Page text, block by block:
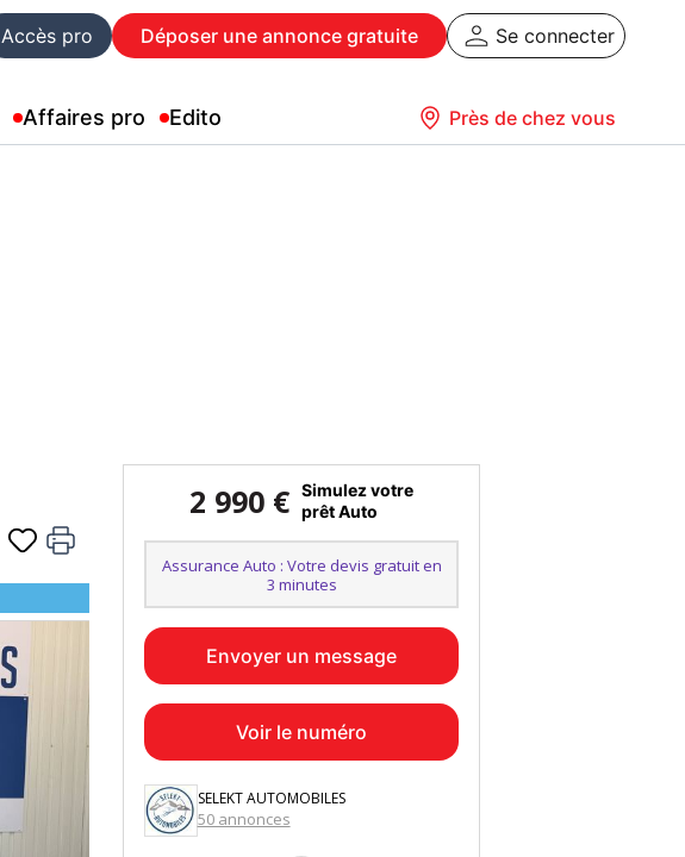
Accès pro Déposer une annonce gratuite Se connecter
Affaires pro Edito Près de chez vous
2 990 € Simulez votre
prêt Auto
Assurance Auto : Votre devis gratuit en
3 minutes
Envoyer un message
Voir le numéro
SELEKT AUTOMOBILES
50 annonces